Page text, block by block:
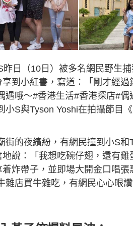
昨日（10日）被多名網民野生
到小紅書，寫道：「剛才經
遇哦～#香港生活#香港探店#
小S與Tyson Yoshi在拍攝節目
街的夜繽紛，有網民撞到小S
說：「我想吃碗仔翅，還有
炸帶子，並即場大開金口唱
雜店買牛雜吃，有網民心心眼